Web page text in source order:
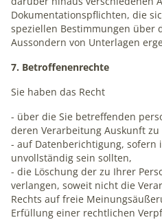
Dokumentationspflichten, die
speziellen Bestimmungen über
Aussondern von Unterlagen
7. Betroffenenrechte
Sie haben das Recht
- über die Sie betreffenden
deren Verarbeitung Auskunft
- auf Datenberichtigung,
unvollständig sein sollten,
- die Löschung der zu Ihrer
verlangen, soweit nicht die
Rechts auf freie
Erfüllung einer rechtlichen